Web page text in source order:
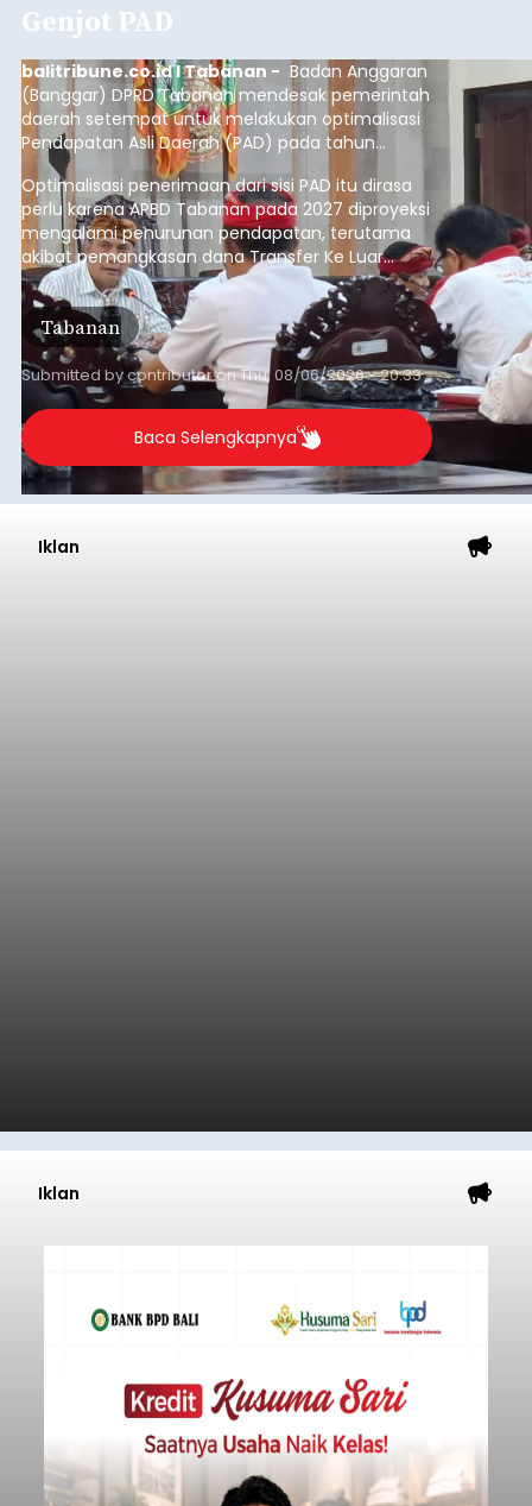
Genjot PAD
balitribune.co.id I Tabanan - Badan Anggaran
(Banggar) DPRD Tabanan mendesak pemerintah
daerah setempat untuk melakukan optimalisasi
Pendapatan Asli Daerah (PAD) pada tahun
anggaran 2027.
Optimalisasi penerimaan dari sisi PAD itu dirasa
perlu karena APBD Tabanan pada 2027 diproyeksi
mengalami penurunan pendapatan, terutama
akibat pemangkasan dana Transfer Ke Luar
Daerah (TKD) dari pemerintah pusat.
Tabanan
Submitted bycontributoronThu, 08/06/2026 - 20:33
Baca Selengkapnya
Iklan
Iklan